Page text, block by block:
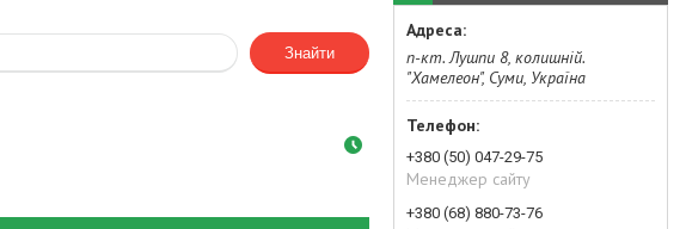
Знайти
п-кт. Лушпи 8, колишній.
"Хамелеон", Суми, Україна
+380 (50) 047-29-75
Менеджер сайту
+380 (68) 880-73-76